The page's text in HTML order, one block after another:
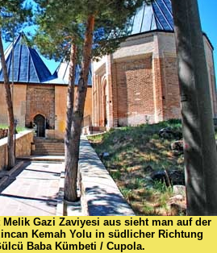
Gazi Zaviyesi aus sieht man auf der
Kemah Yolu in südlicher Richtung
Baba Kümbeti / Cupola.